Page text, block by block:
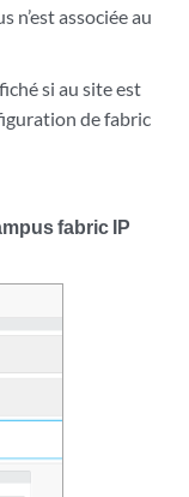
n’est associée au
si au site est
de fabric
fabric IP